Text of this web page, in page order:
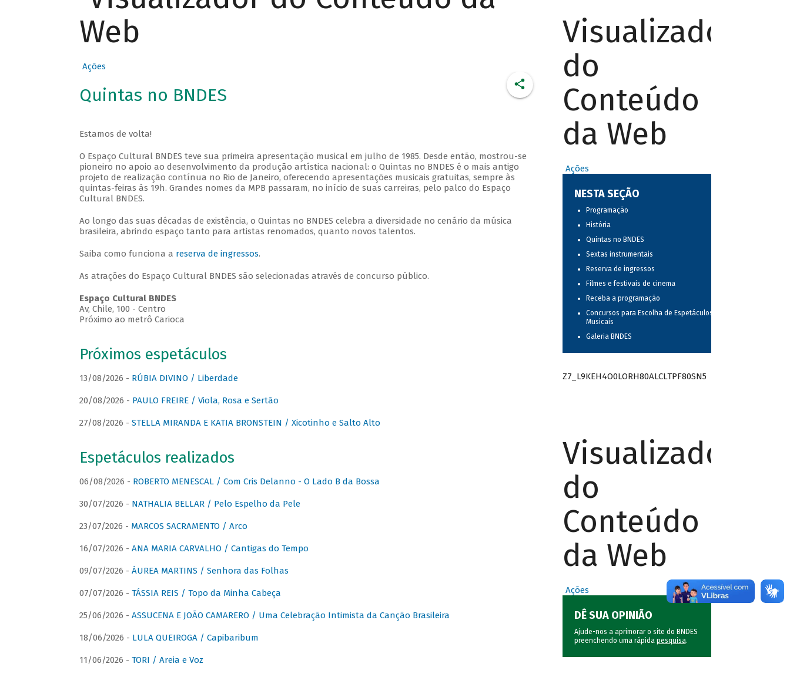
Web
Ações
Quintas no BNDES
Estamos de volta!
O Espaço Cultural BNDES teve sua primeira apresentação musical em julho de 1985. Desde então, mostrou-se
pioneiro no apoio ao desenvolvimento da produção artística nacional: o Quintas no BNDES é o mais antigo
projeto de realização contínua no Rio de Janeiro, oferecendo apresentações musicais gratuitas, sempre às
quintas-feiras às 19h. Grandes nomes da MPB passaram, no início de suas carreiras, pelo palco do Espaço
Cultural BNDES.
Ao longo das suas décadas de existência, o Quintas no BNDES celebra a diversidade no cenário da música
brasileira, abrindo espaço tanto para artistas renomados, quanto novos talentos.
Saiba como funciona a reserva de ingressos.
As atrações do Espaço Cultural BNDES são selecionadas através de concurso público.
Espaço Cultural BNDES
Av, Chile, 100 - Centro
Próximo ao metrô Carioca
Próximos espetáculos
13/08/2026 - RÚBIA DIVINO / Liberdade
20/08/2026 - PAULO FREIRE / Viola, Rosa e Sertão
27/08/2026 - STELLA MIRANDA E KATIA BRONSTEIN / Xicotinho e Salto Alto
Espetáculos realizados
06/08/2026 - ROBERTO MENESCAL / Com Cris Delanno - O Lado B da Bossa
30/07/2026 - NATHALIA BELLAR / Pelo Espelho da Pele
23/07/2026 - MARCOS SACRAMENTO / Arco
16/07/2026 - ANA MARIA CARVALHO / Cantigas do Tempo
09/07/2026 - ÁUREA MARTINS / Senhora das Folhas
07/07/2026 - TÁSSIA REIS / Topo da Minha Cabeça
25/06/2026 - ASSUCENA E JOÃO CAMARERO / Uma Celebração Intimista da Canção Brasileira
18/06/2026 - LULA QUEIROGA / Capibaribum
11/06/2026 - TORI / Areia e Voz
Visualizador
do
Conteúdo
da Web
Ações
NESTA SEÇÃO
Programação
História
Quintas no BNDES
Sextas instrumentais
Reserva de ingressos
Filmes e festivais de cinema
Receba a programação
Concursos para Escolha de Espetáculos
Musicais
Galeria BNDES
Z7_L9KEH4O0LORH80ALCLTPF80SN5
Visualizador
do
Conteúdo
da Web
Ações
DÊ SUA OPINIÃO
Ajude-nos a aprimorar o site do BNDES
preenchendo uma rápida pesquisa.